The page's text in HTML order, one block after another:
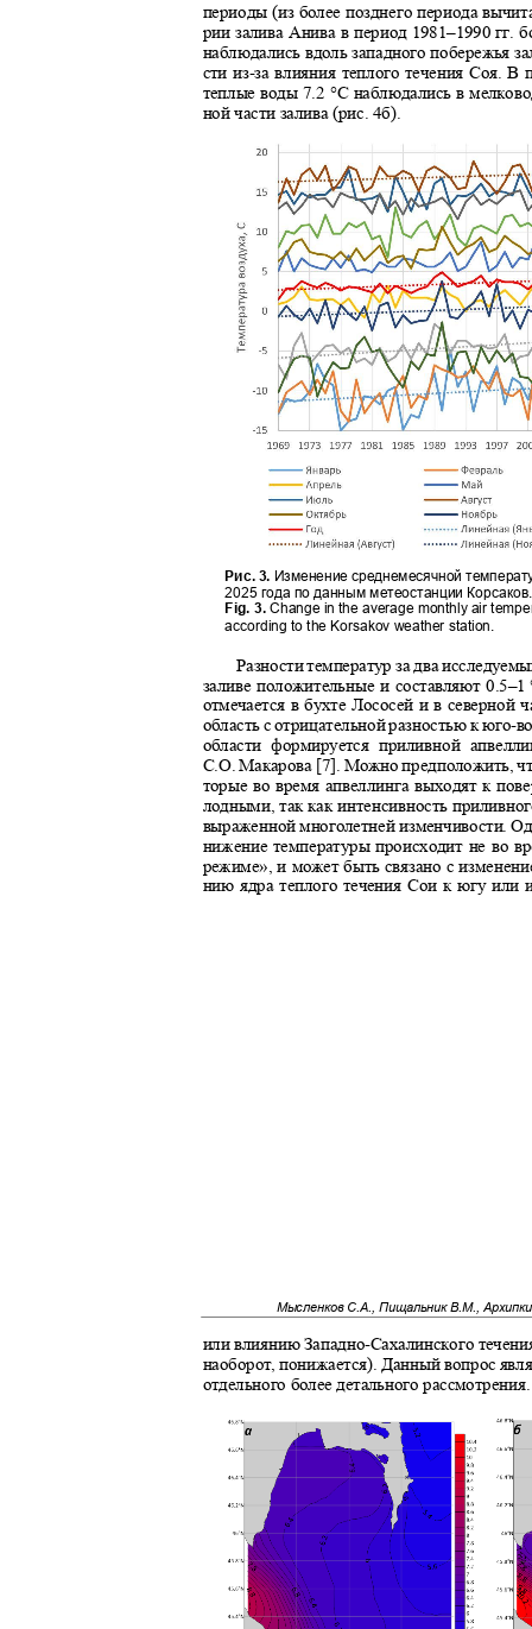
периоды (из более позднего периода
рии залива Анива в период 1981–1990 гг.
наблюдались вдоль западного побережья
сти из-за влияния теплого течения Соя. В
теплые воды 7.2 °С наблюдались в
ной части залива (рис. 4б).
Рис. 3. Изменение среднемесячной
2025 года по данным метеостанции
Fig. 3.Change in the average monthly air
according to the Korsakov weather station.
Разности температур за два
заливе положительные и составляют 0.5–1
отмечается в бухте Лососей и в северной
область с отрицательной разностью к юго-
области формируется приливной
С.О. Макарова [7]. Можно предположить,
торые во время апвеллинга выходят к
лодными, так как интенсивность
выраженной многолетней изменчивости.
нижение температуры происходит не во
режиме», и может быть связано с
нию ядра теплого течения Сои к югу или
Мысленков С.А., Пищальник В.М.,
или влиянию Западно-Сахалинского
наоборот, понижается). Данный вопрос
отдельного более детального